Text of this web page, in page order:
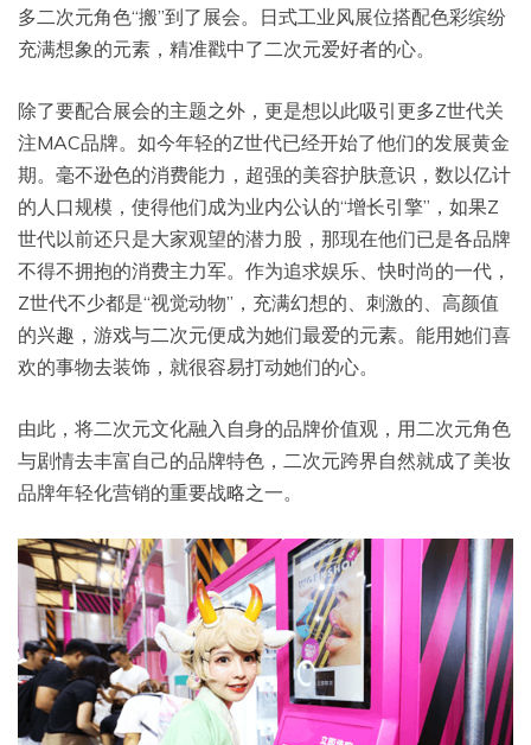
多二次元角色“搬”到了展会。日式工业风展位搭配色彩缤纷
充满想象的元素，精准戳中了二次元爱好者的心。
除了要配合展会的主题之外，更是想以此吸引更多Z世代关
注MAC品牌。如今年轻的Z世代已经开始了他们的发展黄金
期。毫不逊色的消费能力，超强的美容护肤意识，数以亿计
的人口规模，使得他们成为业内公认的“增长引擎”，如果Z
世代以前还只是大家观望的潜力股，那现在他们已是各品牌
不得不拥抱的消费主力军。作为追求娱乐、快时尚的一代，
Z世代不少都是“视觉动物”，充满幻想的、刺激的、高颜值
的兴趣，游戏与二次元便成为她们最爱的元素。能用她们喜
欢的事物去装饰，就很容易打动她们的心。
由此，将二次元文化融入自身的品牌价值观，用二次元角色
与剧情去丰富自己的品牌特色，二次元跨界自然就成了美妆
品牌年轻化营销的重要战略之一。